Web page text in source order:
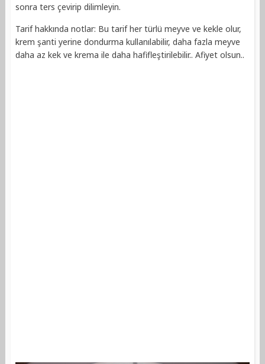
sonra ters çevirip dilimleyin.
Tarif hakkında notlar: Bu tarif her türlü meyve ve kekle olur,
krem şanti yerine dondurma kullanılabilir, daha fazla meyve
daha az kek ve krema ile daha hafifleştirilebilir.. Afiyet olsun..